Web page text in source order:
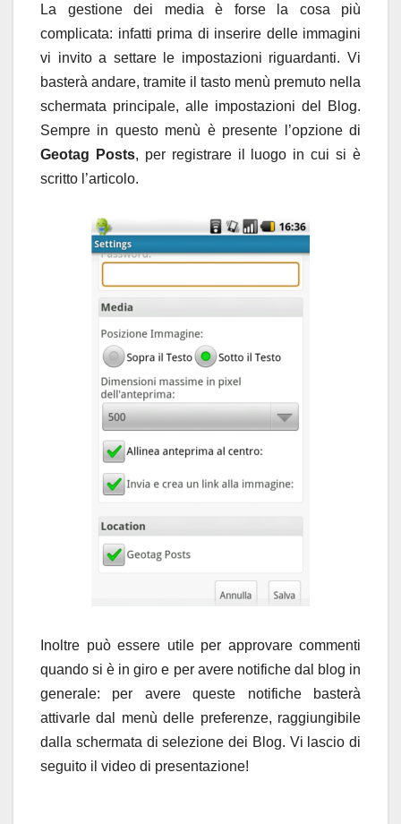
La gestione dei media è forse la cosa più
complicata: infatti prima di inserire delle immagini
vi invito a settare le impostazioni riguardanti. Vi
basterà andare, tramite il tasto menù premuto nella
schermata principale, alle impostazioni del Blog.
Sempre in questo menù è presente l’opzione di
Geotag Posts, per registrare il luogo in cui si è
scritto l’articolo.
Inoltre può essere utile per approvare commenti
quando si è in giro e per avere notifiche dal blog in
generale: per avere queste notifiche basterà
attivarle dal menù delle preferenze, raggiungibile
dalla schermata di selezione dei Blog. Vi lascio di
seguito il video di presentazione!